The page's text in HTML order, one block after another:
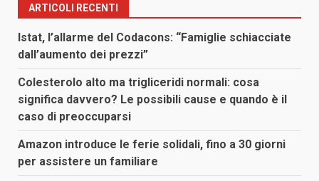
ARTICOLI RECENTI
Istat, l’allarme del Codacons: “Famiglie schiacciate
dall’aumento dei prezzi”
Colesterolo alto ma trigliceridi normali: cosa
significa davvero? Le possibili cause e quando è il
caso di preoccuparsi
Amazon introduce le ferie solidali, fino a 30 giorni
per assistere un familiare